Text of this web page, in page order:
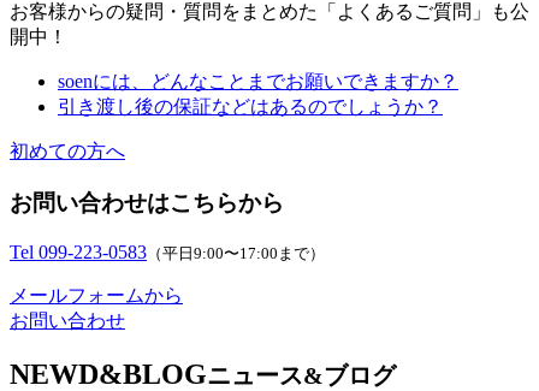
お客様からの疑問・質問をまとめた「よくあるご質問」も公
開中！
soenには、どんなことまでお願いできますか？
引き渡し後の保証などはあるのでしょうか？
初めての方へ
お問い合わせはこちらから
Tel 099-223-0583 （平日9:00〜17:00まで）
メールフォームから
お問い合わせ
NEWD&BLOGニュース&ブログ